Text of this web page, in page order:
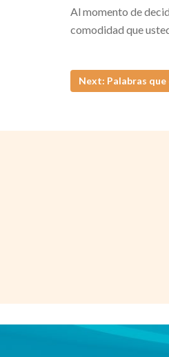
Al momento de
comodidad que
Next: Palabras